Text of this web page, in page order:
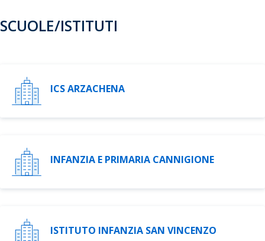
SCUOLE/ISTITUTI
ICS ARZACHENA
INFANZIA E PRIMARIA CANNIGIONE
ISTITUTO INFANZIA SAN VINCENZO